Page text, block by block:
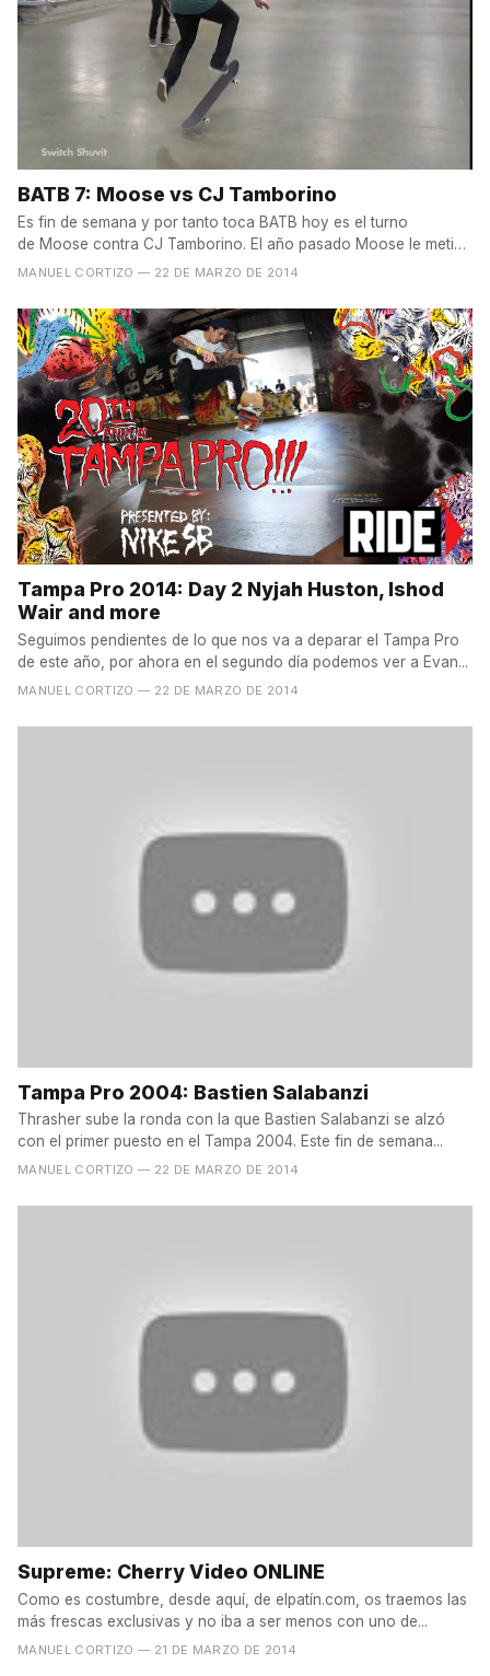
BATB 7: Moose vs CJ Tamborino
Es fin de semana y por tanto toca BATB hoy es el turno
de Moose contra CJ Tamborino. El año pasado Moose le metió
un...
MANUEL CORTIZO — 22 DE MARZO DE 2014
Tampa Pro 2014: Day 2 Nyjah Huston, Ishod
Wair and more
Seguimos pendientes de lo que nos va a deparar el Tampa Pro
de este año, por ahora en el segundo día podemos ver a Evan...
MANUEL CORTIZO — 22 DE MARZO DE 2014
Tampa Pro 2004: Bastien Salabanzi
Thrasher sube la ronda con la que Bastien Salabanzi se alzó
con el primer puesto en el Tampa 2004. Este fin de semana...
MANUEL CORTIZO — 22 DE MARZO DE 2014
Supreme: Cherry Video ONLINE
Como es costumbre, desde aquí, de elpatín.com, os traemos las
más frescas exclusivas y no iba a ser menos con uno de...
MANUEL CORTIZO — 21 DE MARZO DE 2014